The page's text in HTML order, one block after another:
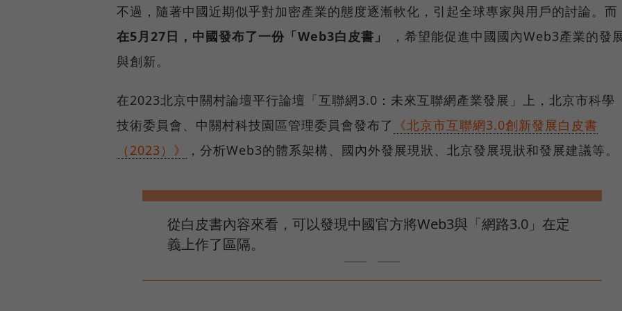
不過，隨著中國近期似乎對加密產業的態度逐漸軟化，引起全球專家與用戶的討論。而
在5月27日，中國發布了一份「Web3白皮書」
，希望能促進中國國內Web3產業的發
與創新。
在2023北京中關村論壇平行論壇「互聯網3.0：未來互聯網產業發展」上，北京市科學
技術委員會、中關村科技園區管理委員會發布了 《北京市互聯網3.0創新發展白皮書
（2023）》
，分析Web3的體系架構、國內外發展現狀、北京發展現狀和發展建議等。
從白皮書內容來看，可以發現中國官方將Web3與「網路3.0」在定
義上作了區隔。